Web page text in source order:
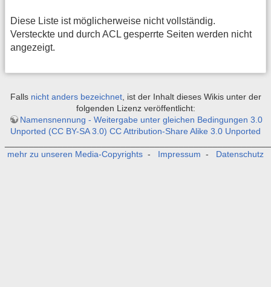
Diese Liste ist möglicherweise nicht vollständig.
Versteckte und durch ACL gesperrte Seiten werden nicht
angezeigt.
Falls nicht anders bezeichnet, ist der Inhalt dieses Wikis unter der
folgenden Lizenz veröffentlicht:
Namensnennung - Weitergabe unter gleichen Bedingungen 3.0
Unported (CC BY-SA 3.0) CC Attribution-Share Alike 3.0 Unported
mehr zu unseren Media-Copyrights - Impressum - Datenschutz